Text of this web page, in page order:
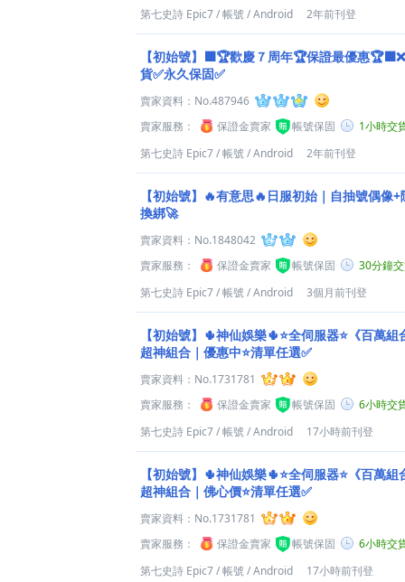
第七史詩 Epic7/帳號/Android 2年前刊登
【初始號】⬛️🏆歡慶７周年🏆保證最優惠
貨✅永久保固✅
賣家資料： No.487946
賣家服務：
保證金賣家 帳號保固
1小時交
第七史詩 Epic7/帳號/Android 2年前刊登
【初始號】🔥有意思🔥日服初始｜自抽號偶像
換綁🚀
賣家資料： No.1848042
賣家服務：
保證金賣家 帳號保固
30分鐘
第七史詩 Epic7/帳號/Android 3個月前刊登
【初始號】🌵神仙娛樂🌵⭐全伺服器⭐《百萬
超神組合｜優惠中⭐清單任選✅
賣家資料： No.1731781
賣家服務：
保證金賣家 帳號保固
6小時交
第七史詩 Epic7/帳號/Android 17小時前刊登
【初始號】🌵神仙娛樂🌵⭐全伺服器⭐《百萬
超神組合｜佛心價⭐清單任選✅
賣家資料： No.1731781
賣家服務：
保證金賣家 帳號保固
6小時交
第七史詩 Epic7/帳號/Android 17小時前刊登